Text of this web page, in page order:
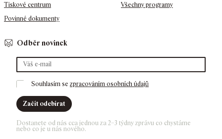
Tiskové centrum
Povinné dokumenty
Všechny programy
Odběr novinek
Souhlasím se zpracováním osobních údajů
Začít odebírat
Dostanete od nás cca jednou za 2–3 týdny zprávu co chystáme
nebo co je u nás nového.